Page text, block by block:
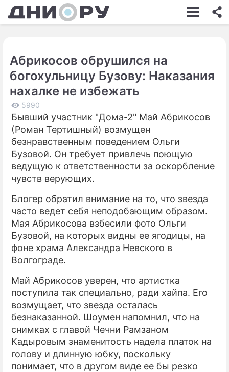
ШОУ-БИЗНЕС
КИНО
ЭКОНОМИКА
ПРОИСШЕСТВИЯ
СОННИК
СЕРИАЛЫ
ИГРЫ
ПРЕСС-РЕЛИЗЫ
Абрикосов обрушился на
богохульницу Бузову: Наказания
нахалке не избежать
5990
Бывший участник "Дома-2" Май Абрикосов
(Роман Тертишный) возмущен
безнравственным поведением Ольги
Бузовой. Он требует привлечь поющую
ведущую к ответственности за оскорбление
чувств верующих.
Блогер обратил внимание на то, что звезда
часто ведет себя неподобающим образом.
Мая Абрикосова взбесили фото Ольги
Бузовой, на которых видны ее ягодицы, на
фоне храма Александра Невского в
Волгограде.
Май Абрикосов уверен, что артистка
поступила так специально, ради хайпа. Его
возмущает, что звезда осталась
безнаказанной. Шоумен напомнил, что на
снимках с главой Чечни Рамзаном
Кадыровым знаменитость надела платок на
голову и длинную юбку, поскольку
понимает, что в другом виде ее бы резко